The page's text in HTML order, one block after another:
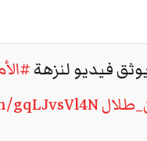
فيديو لنزهة
gqLJvsVl4N